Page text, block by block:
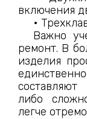
включения
•
Важно
ремонт. В
изделия
либо
легче